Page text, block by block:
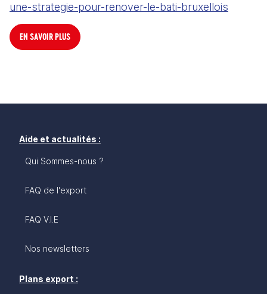
une-strategie-pour-renover-le-bati-bruxellois
EN SAVOIR PLUS
Aide et actualités :
Qui Sommes-nous ?
FAQ de l'export
FAQ V.I.E
Nos newsletters
Plans export :